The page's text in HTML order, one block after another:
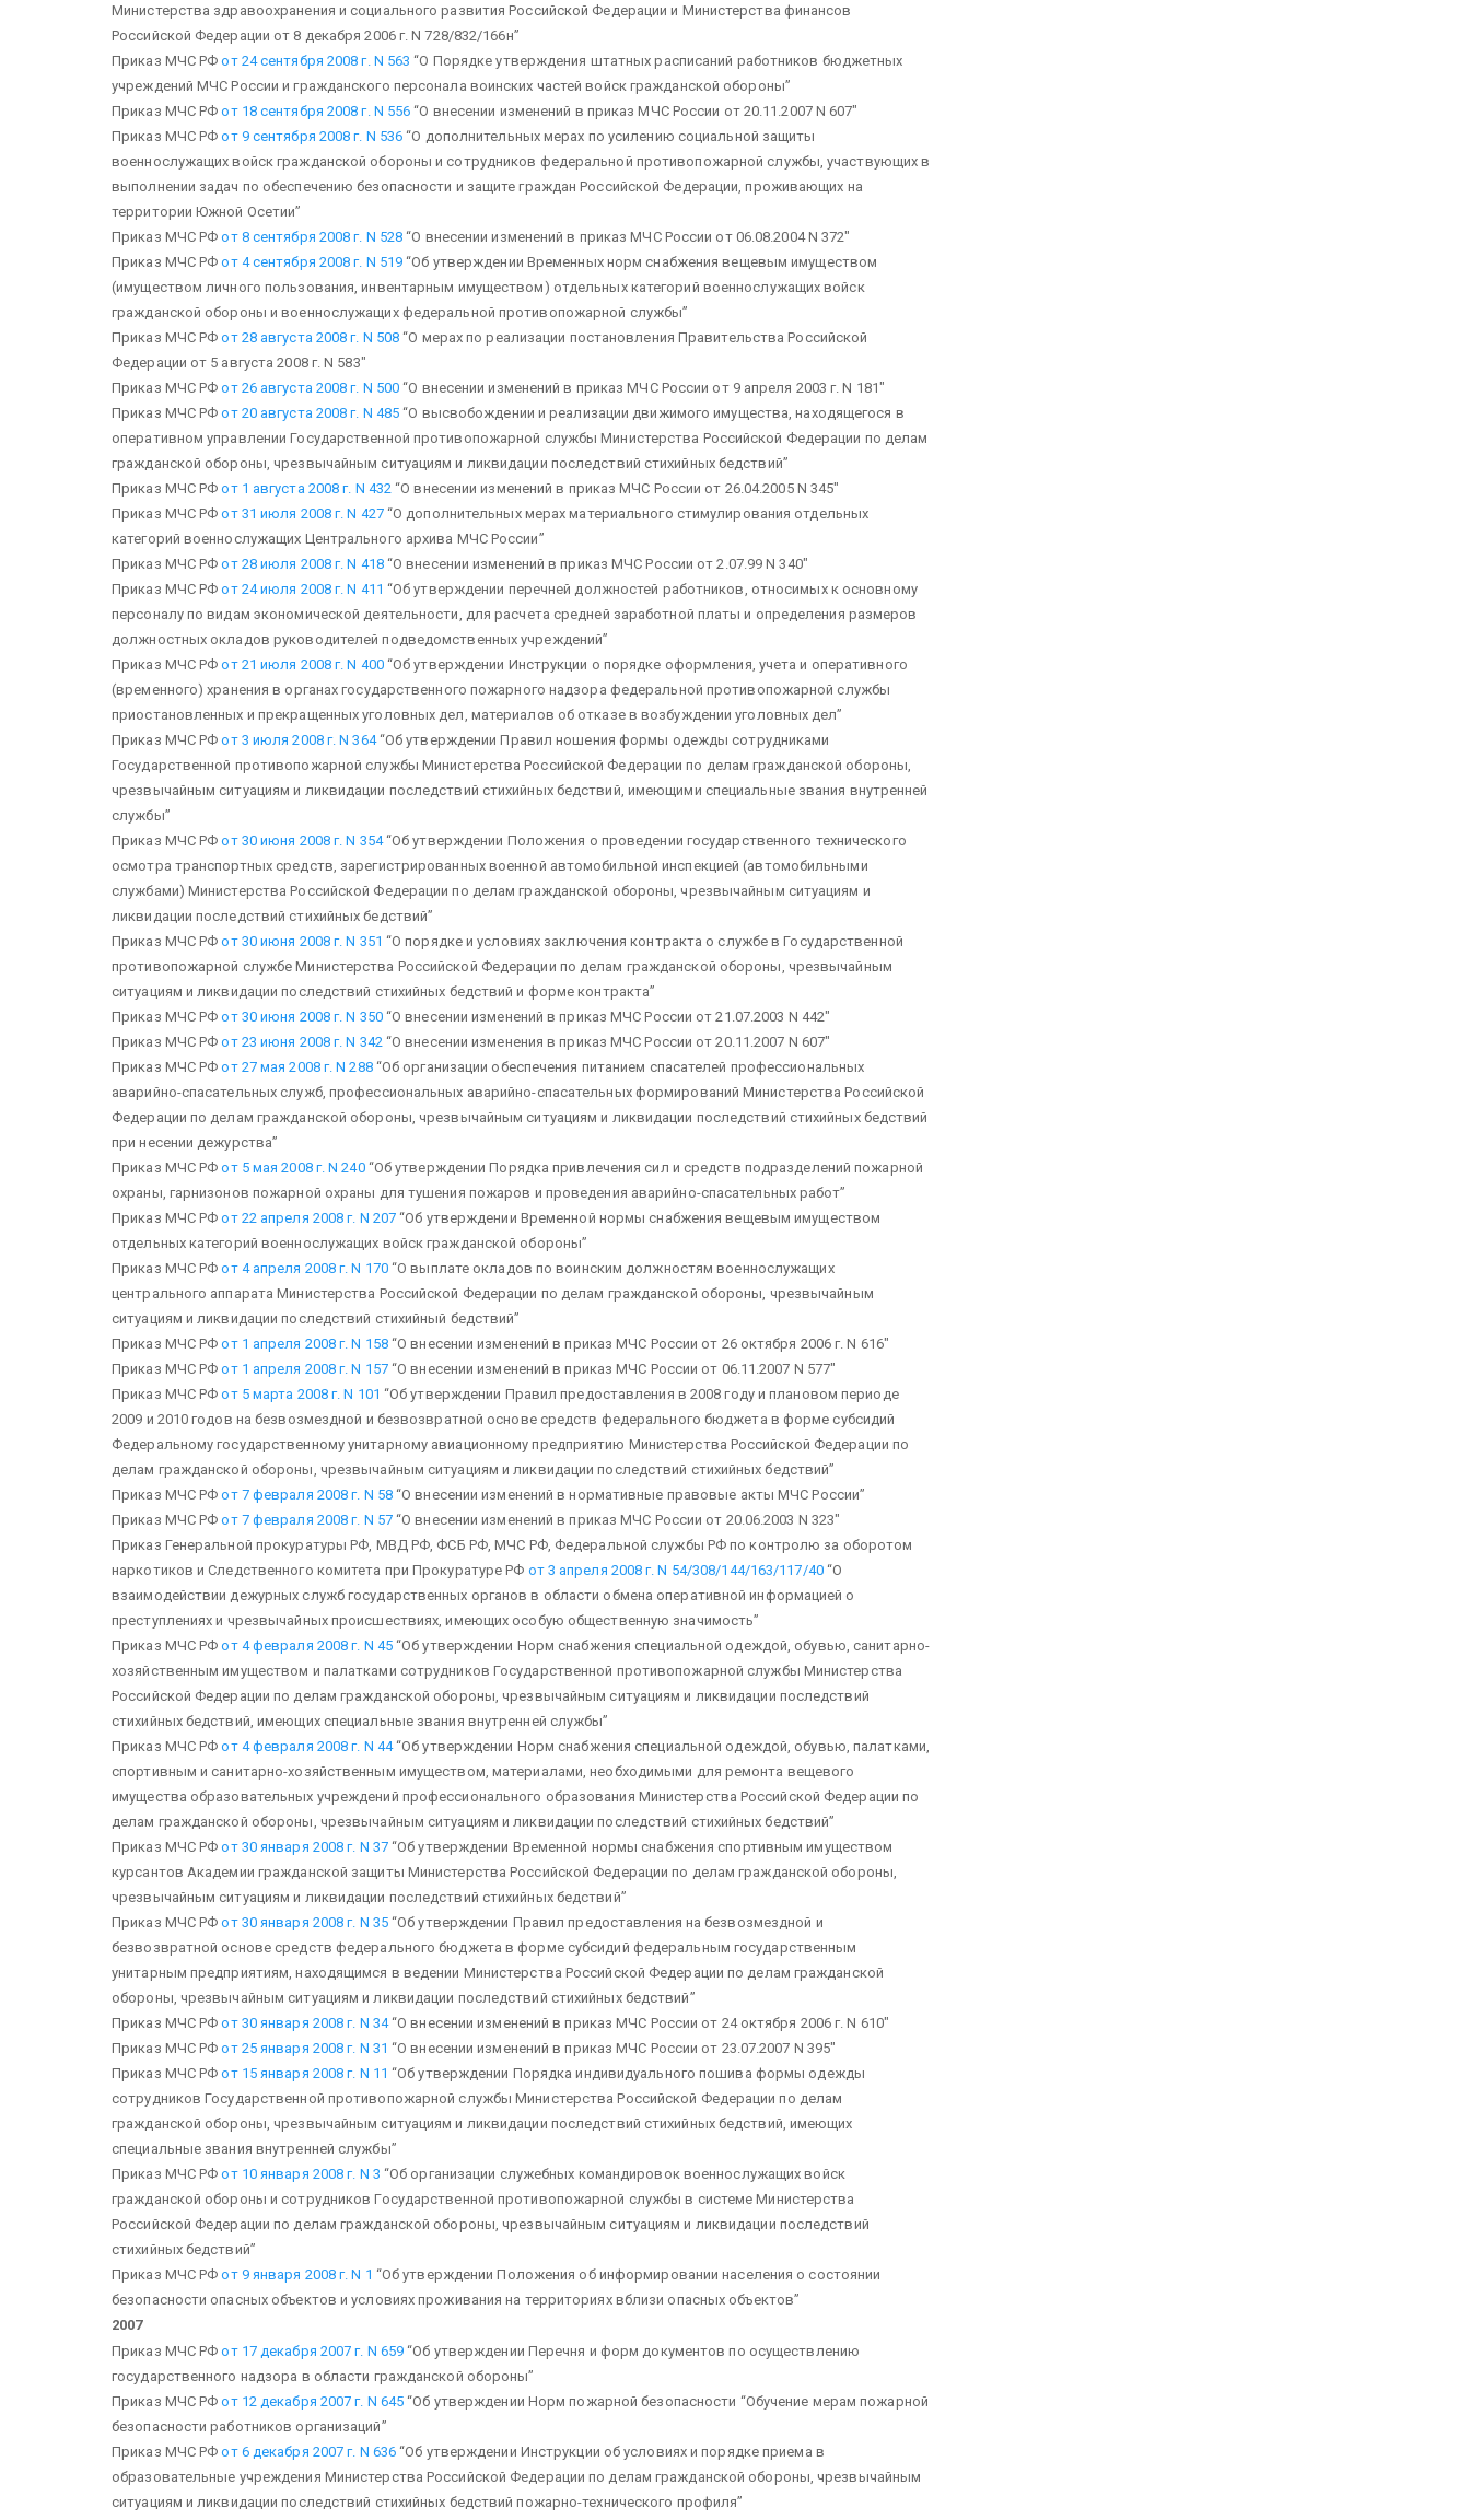
Министерства здравоохранения и социального развития Российской Федерации и Министерства финансов
Российской Федерации от 8 декабря 2006 г. N 728/832/166н”
Приказ МЧС РФот 24 сентября 2008 г. N 563 “О Порядке утверждения штатных расписаний работников бюджетных
учреждений МЧС России и гражданского персонала воинских частей войск гражданской обороны”
Приказ МЧС РФот 18 сентября 2008 г. N 556 “О внесении изменений в приказ МЧС России от 20.11.2007 N 607″
Приказ МЧС РФот 9 сентября 2008 г. N 536 “О дополнительных мерах по усилению социальной защиты
военнослужащих войск гражданской обороны и сотрудников федеральной противопожарной службы, участвующих в
выполнении задач по обеспечению безопасности и защите граждан Российской Федерации, проживающих на
территории Южной Осетии”
Приказ МЧС РФот 8 сентября 2008 г. N 528 “О внесении изменений в приказ МЧС России от 06.08.2004 N 372″
Приказ МЧС РФот 4 сентября 2008 г. N 519 “Об утверждении Временных норм снабжения вещевым имуществом
(имуществом личного пользования, инвентарным имуществом) отдельных категорий военнослужащих войск
гражданской обороны и военнослужащих федеральной противопожарной службы”
Приказ МЧС РФот 28 августа 2008 г. N 508 “О мерах по реализации постановления Правительства Российской
Федерации от 5 августа 2008 г. N 583″
Приказ МЧС РФот 26 августа 2008 г. N 500 “О внесении изменений в приказ МЧС России от 9 апреля 2003 г. N 181″
Приказ МЧС РФот 20 августа 2008 г. N 485 “О высвобождении и реализации движимого имущества, находящегося в
оперативном управлении Государственной противопожарной службы Министерства Российской Федерации по делам
гражданской обороны, чрезвычайным ситуациям и ликвидации последствий стихийных бедствий”
Приказ МЧС РФот 1 августа 2008 г. N 432 “О внесении изменений в приказ МЧС России от 26.04.2005 N 345″
Приказ МЧС РФот 31 июля 2008 г. N 427“О дополнительных мерах материального стимулирования отдельных
категорий военнослужащих Центрального архива МЧС России”
Приказ МЧС РФот 28 июля 2008 г. N 418“О внесении изменений в приказ МЧС России от 2.07.99 N 340″
Приказ МЧС РФот 24 июля 2008 г. N 411 “Об утверждении перечней должностей работников, относимых к основному
персоналу по видам экономической деятельности, для расчета средней заработной платы и определения размеров
должностных окладов руководителей подведомственных учреждений”
Приказ МЧС РФот 21 июля 2008 г. N 400“Об утверждении Инструкции о порядке оформления, учета и оперативного
(временного) хранения в органах государственного пожарного надзора федеральной противопожарной службы
приостановленных и прекращенных уголовных дел, материалов об отказе в возбуждении уголовных дел”
Приказ МЧС РФот 3 июля 2008 г. N 364“Об утверждении Правил ношения формы одежды сотрудниками
Государственной противопожарной службы Министерства Российской Федерации по делам гражданской обороны,
чрезвычайным ситуациям и ликвидации последствий стихийных бедствий, имеющими специальные звания внутренней
службы”
Приказ МЧС РФот 30 июня 2008 г. N 354“Об утверждении Положения о проведении государственного технического
осмотра транспортных средств, зарегистрированных военной автомобильной инспекцией (автомобильными
службами) Министерства Российской Федерации по делам гражданской обороны, чрезвычайным ситуациям и
ликвидации последствий стихийных бедствий”
Приказ МЧС РФот 30 июня 2008 г. N 351 “О порядке и условиях заключения контракта о службе в Государственной
противопожарной службе Министерства Российской Федерации по делам гражданской обороны, чрезвычайным
ситуациям и ликвидации последствий стихийных бедствий и форме контракта”
Приказ МЧС РФот 30 июня 2008 г. N 350“О внесении изменений в приказ МЧС России от 21.07.2003 N 442″
Приказ МЧС РФот 23 июня 2008 г. N 342 “О внесении изменения в приказ МЧС России от 20.11.2007 N 607″
Приказ МЧС РФот 27 мая 2008 г. N 288“Об организации обеспечения питанием спасателей профессиональных
аварийно-спасательных служб, профессиональных аварийно-спасательных формирований Министерства Российской
Федерации по делам гражданской обороны, чрезвычайным ситуациям и ликвидации последствий стихийных бедствий
при несении дежурства”
Приказ МЧС РФот 5 мая 2008 г. N 240“Об утверждении Порядка привлечения сил и средств подразделений пожарной
охраны, гарнизонов пожарной охраны для тушения пожаров и проведения аварийно-спасательных работ”
Приказ МЧС РФот 22 апреля 2008 г. N 207 “Об утверждении Временной нормы снабжения вещевым имуществом
отдельных категорий военнослужащих войск гражданской обороны”
Приказ МЧС РФот 4 апреля 2008 г. N 170“О выплате окладов по воинским должностям военнослужащих
центрального аппарата Министерства Российской Федерации по делам гражданской обороны, чрезвычайным
ситуациям и ликвидации последствий стихийный бедствий”
Приказ МЧС РФот 1 апреля 2008 г. N 158“О внесении изменений в приказ МЧС России от 26 октября 2006 г. N 616″
Приказ МЧС РФот 1 апреля 2008 г. N 157“О внесении изменений в приказ МЧС России от 06.11.2007 N 577″
Приказ МЧС РФот 5 марта 2008 г. N 101 “Об утверждении Правил предоставления в 2008 году и плановом периоде
2009 и 2010 годов на безвозмездной и безвозвратной основе средств федерального бюджета в форме субсидий
Федеральному государственному унитарному авиационному предприятию Министерства Российской Федерации по
делам гражданской обороны, чрезвычайным ситуациям и ликвидации последствий стихийных бедствий”
Приказ МЧС РФот 7 февраля 2008 г. N 58“О внесении изменений в нормативные правовые акты МЧС России”
Приказ МЧС РФот 7 февраля 2008 г. N 57“О внесении изменений в приказ МЧС России от 20.06.2003 N 323″
Приказ Генеральной прокуратуры РФ, МВД РФ, ФСБ РФ, МЧС РФ, Федеральной службы РФ по контролю за оборотом
наркотиков и Следственного комитета при Прокуратуре РФ от 3 апреля 2008 г. N 54/308/144/163/117/40“О
взаимодействии дежурных служб государственных органов в области обмена оперативной информацией о
преступлениях и чрезвычайных происшествиях, имеющих особую общественную значимость”
Приказ МЧС РФот 4 февраля 2008 г. N 45“Об утверждении Норм снабжения специальной одеждой, обувью, санитарно-
хозяйственным имуществом и палатками сотрудников Государственной противопожарной службы Министерства
Российской Федерации по делам гражданской обороны, чрезвычайным ситуациям и ликвидации последствий
стихийных бедствий, имеющих специальные звания внутренней службы”
Приказ МЧС РФот 4 февраля 2008 г. N 44“Об утверждении Норм снабжения специальной одеждой, обувью, палатками,
спортивным и санитарно-хозяйственным имуществом, материалами, необходимыми для ремонта вещевого
имущества образовательных учреждений профессионального образования Министерства Российской Федерации по
делам гражданской обороны, чрезвычайным ситуациям и ликвидации последствий стихийных бедствий”
Приказ МЧС РФот 30 января 2008 г. N 37“Об утверждении Временной нормы снабжения спортивным имуществом
курсантов Академии гражданской защиты Министерства Российской Федерации по делам гражданской обороны,
чрезвычайным ситуациям и ликвидации последствий стихийных бедствий”
Приказ МЧС РФот 30 января 2008 г. N 35“Об утверждении Правил предоставления на безвозмездной и
безвозвратной основе средств федерального бюджета в форме субсидий федеральным государственным
унитарным предприятиям, находящимся в ведении Министерства Российской Федерации по делам гражданской
обороны, чрезвычайным ситуациям и ликвидации последствий стихийных бедствий”
Приказ МЧС РФот 30 января 2008 г. N 34“О внесении изменений в приказ МЧС России от 24 октября 2006 г. N 610″
Приказ МЧС РФот 25 января 2008 г. N 31 “О внесении изменений в приказ МЧС России от 23.07.2007 N 395″
Приказ МЧС РФот 15 января 2008 г. N 11 “Об утверждении Порядка индивидуального пошива формы одежды
сотрудников Государственной противопожарной службы Министерства Российской Федерации по делам
гражданской обороны, чрезвычайным ситуациям и ликвидации последствий стихийных бедствий, имеющих
специальные звания внутренней службы”
Приказ МЧС РФот 10 января 2008 г. N 3 “Об организации служебных командировок военнослужащих войск
гражданской обороны и сотрудников Государственной противопожарной службы в системе Министерства
Российской Федерации по делам гражданской обороны, чрезвычайным ситуациям и ликвидации последствий
стихийных бедствий”
Приказ МЧС РФот 9 января 2008 г. N 1 “Об утверждении Положения об информировании населения о состоянии
безопасности опасных объектов и условиях проживания на территориях вблизи опасных объектов”
2007
Приказ МЧС РФот 17 декабря 2007 г. N 659 “Об утверждении Перечня и форм документов по осуществлению
государственного надзора в области гражданской обороны”
Приказ МЧС РФот 12 декабря 2007 г. N 645 “Об утверждении Норм пожарной безопасности “Обучение мерам пожарной
безопасности работников организаций”
Приказ МЧС РФот 6 декабря 2007 г. N 636 “Об утверждении Инструкции об условиях и порядке приема в
образовательные учреждения Министерства Российской Федерации по делам гражданской обороны, чрезвычайным
ситуациям и ликвидации последствий стихийных бедствий пожарно-технического профиля”